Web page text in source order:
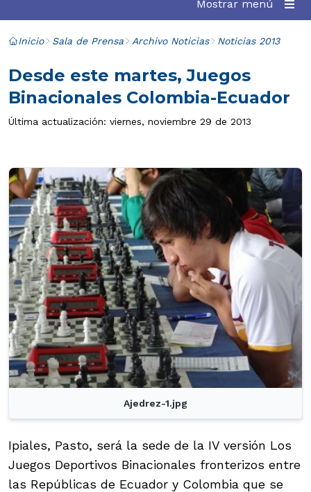
Mostrar menú
Inicio Sala de Prensa Archivo Noticias Noticias 2013
Desde este martes, Juegos
Binacionales Colombia-Ecuador
Última actualización: viernes, noviembre 29 de 2013
Ajedrez-1.jpg
Ipiales, Pasto, será la sede de la IV versión Los
Juegos Deportivos Binacionales fronterizos entre
las Repúblicas de Ecuador y Colombia que se